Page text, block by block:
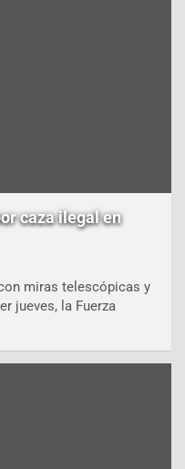
caza ilegal en
miras telescópicas y
jueves, la Fuerza